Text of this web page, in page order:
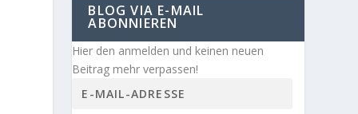
BLOG VIA E-MAIL
ABONNIEREN
Hier den anmelden und keinen neuen
Beitrag mehr verpassen!